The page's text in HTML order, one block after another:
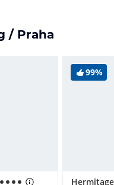
/ Praha
99%